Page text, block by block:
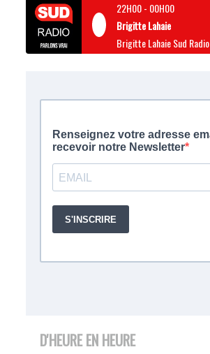
22H00- 00H00
Brigitte Lahaie
Brigitte Lahaie Sud Radio
D'HEURE EN HEURE